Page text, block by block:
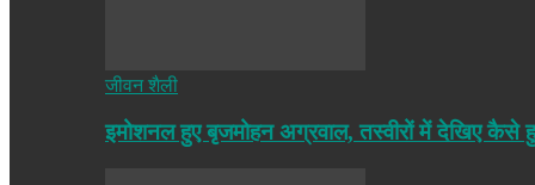
जीवन शैली
इमोशनल हुए बृजमोहन अग्रवाल, तस्वीरों में देखिए कैसे